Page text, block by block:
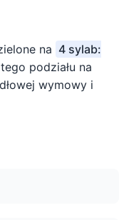
na 4 sylab:
podziału na
wymowy i